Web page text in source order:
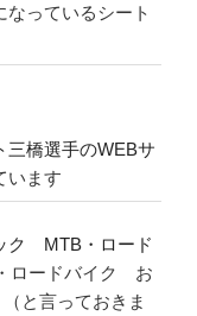
っているシート
三橋選手のWEBサ
います
ク MTB・ロード
ロードバイク お
と言っておきま